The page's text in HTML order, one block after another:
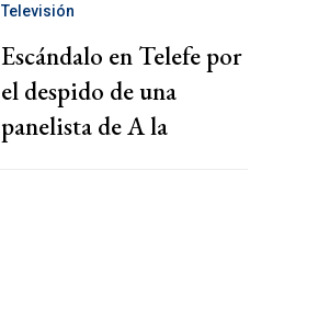
Televisión
Escándalo en Telefe por
el despido de una
panelista de A la